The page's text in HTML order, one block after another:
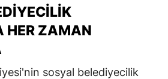
HER ZAMAN
sosyal belediyecilik